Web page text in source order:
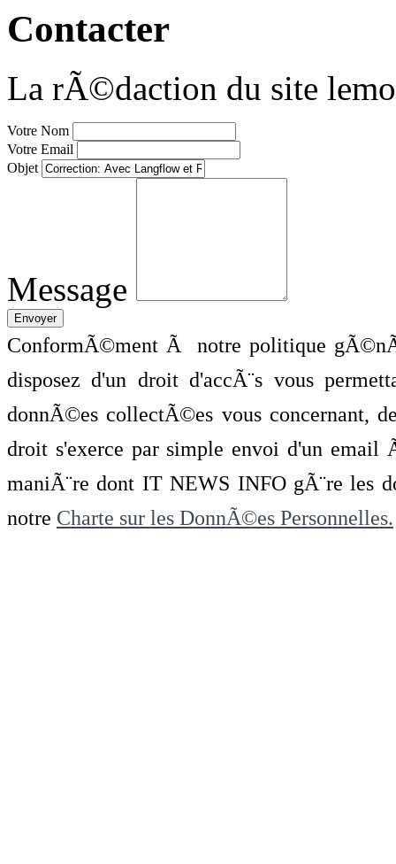
Contacter
La rÃ©daction du site
Votre Nom
Votre Email
Objet
Message
ConformÃ©ment Ã notre politique
disposez d'un droit d'accÃ¨s vous
donnÃ©es collectÃ©es vous concernant,
droit s'exerce par simple envoi d'un
maniÃ¨re dont IT NEWS INFO gÃ¨re les
notre Charte sur les DonnÃ©es Personnelles.